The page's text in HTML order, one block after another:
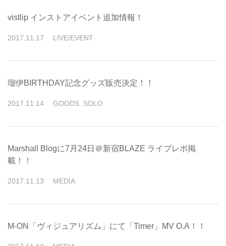
vistlip インストアイベント追加情報！
2017 11 17 LIVE/EVENT
瑠伊BIRTHDAY記念グッズ販売決定！！
2017 11 14 GOODS SOLO
Marshall Blogに7月24日＠新宿BLAZE ライブレポ掲
載！！
2017 11 13 MEDIA
M-ON「ヴィジュアリズム」にて「Timer」MV O.A！！